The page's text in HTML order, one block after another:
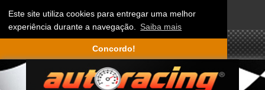
Este site utiliza cookies para entregar uma melhor
experiência durante a navegação. Saiba mais
Concordo!